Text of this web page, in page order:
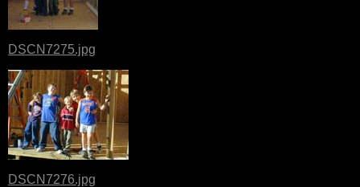
DSCN7275.jpg
DSCN7276.jpg